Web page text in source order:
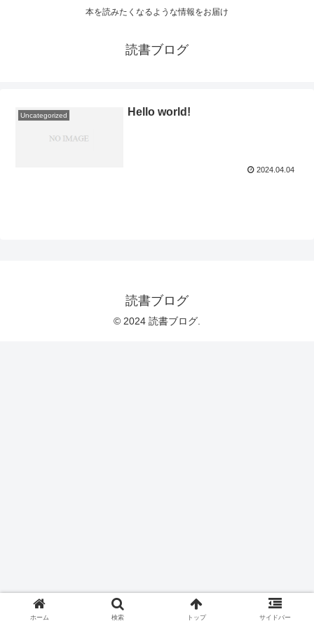
本を読みたくなるような情報をお届け
読書ブログ
Uncategorized Hello world!
2024.04.04
読書ブログ
© 2024 読書ブログ.
ホーム 検索 トップ サイドバー